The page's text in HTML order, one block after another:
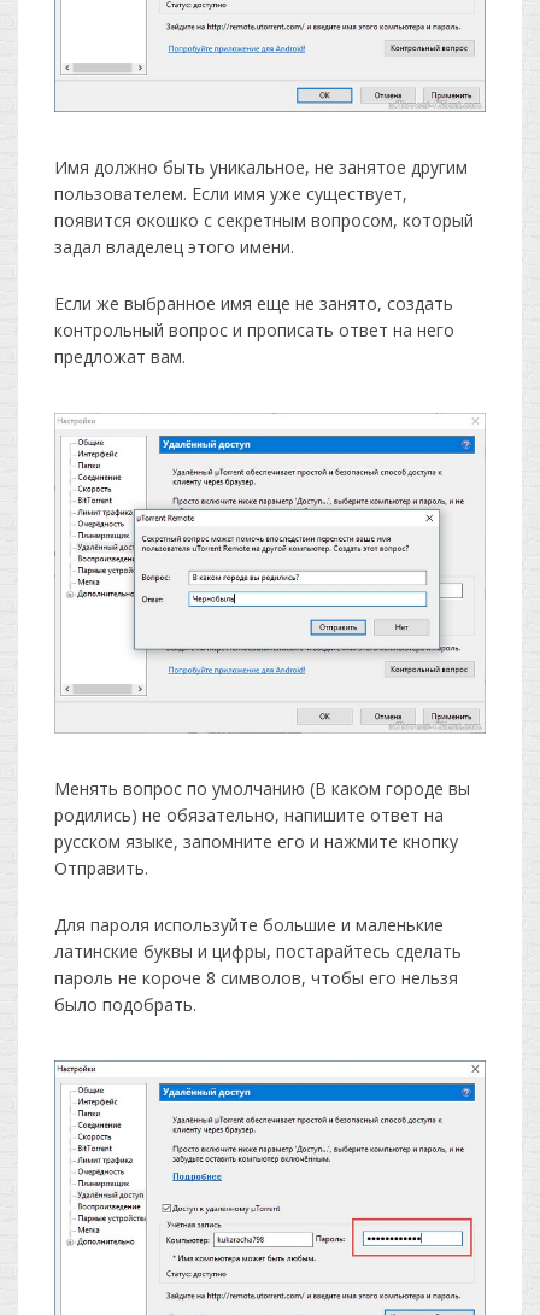
Имя должно быть уникальное, не занятое другим
пользователем. Если имя уже существует,
появится окошко с секретным вопросом, который
задал владелец этого имени.
Если же выбранное имя еще не занято, создать
контрольный вопрос и прописать ответ на него
предложат вам.
Менять вопрос по умолчанию (В каком городе вы
родились) не обязательно, напишите ответ на
русском языке, запомните его и нажмите кнопку
Отправить.
Для пароля используйте большие и маленькие
латинские буквы и цифры, постарайтесь сделать
пароль не короче 8 символов, чтобы его нельзя
было подобрать.